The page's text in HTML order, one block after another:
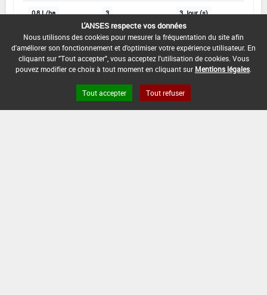
0,8 L/ha 3 3 Jour (s)
INTERVALLE MINIMUM ENTRE APPLICATIONS :
7 Jour(s)
DATE DE RETRAIT DE L'USAGE :
L'ANSES respecte vos données
Nous utilisons des cookies pour mesurer la fréquentation du site afin
d'améliorer son fonctionnement et d'optimiser votre expérience utilisateur. En
cliquant sur "Tout accepter", vous acceptez l'utilisation de cookies. Vous
pouvez modifier ce choix à tout moment en cliquant sur Mentions légales
Tout accepter Tout refuser